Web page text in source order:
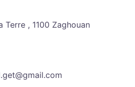
Terre , 1100 Zaghouan